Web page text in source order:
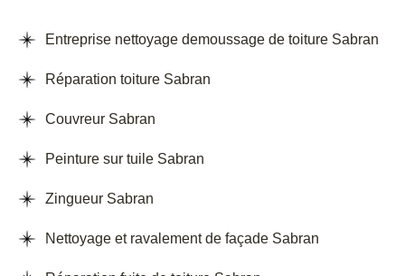
Entreprise nettoyage demoussage de toiture Sabran
Réparation toiture Sabran
Couvreur Sabran
Peinture sur tuile Sabran
Zingueur Sabran
Nettoyage et ravalement de façade Sabran